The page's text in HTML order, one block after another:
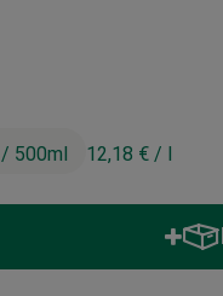
/ 500ml 12,18 € / l